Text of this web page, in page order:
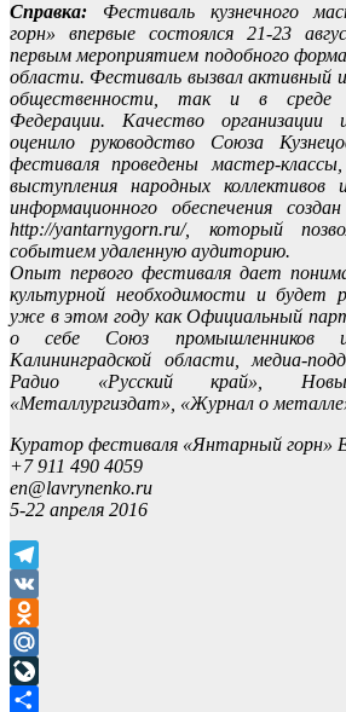
Справка: Фестиваль кузнечного
горн» впервые состоялся 21-23
первым мероприятием подобного
области. Фестиваль вызвал активный
общественности, так и в среде
Федерации. Качество организации
оценило руководство Союза
фестиваля проведены мастер-
выступления народных коллективов
информационного обеспечения
http://yantarnygorn.ru/, который
событием удаленную аудиторию.
Опыт первого фестиваля дает
культурной необходимости и будет
уже в этом году как Официальный
о себе Союз промышленников и
Калининградской области, медиа-
Радио «Русский край», Новый
«Металлургиздат», «Журнал о
Куратор фестиваля «Янтарный горн»
+7 911 490 4059
en@lavrynenko.ru
5-22 апреля 2016
Telegram
VK
Odnoklassniki
Mail.Ru
LiveJournal